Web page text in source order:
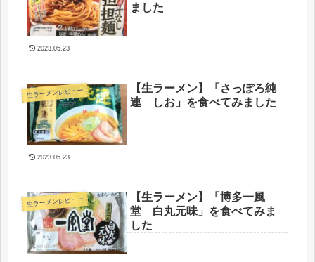
ました
2023.05.23
生ラーメンレビュー
【生ラーメン】「さっぽろ純
連 しお」を食べてみました
2023.05.23
生ラーメンレビュー
【生ラーメン】「博多一風
堂 白丸元味」を食べてみま
した